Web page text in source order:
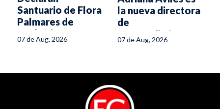
Santuario de Flora
Palmares de
Tochecito
07 de Aug, 2026
la nueva directora
de
Emprendimiento
de la Secretaría
07 de Aug, 2026